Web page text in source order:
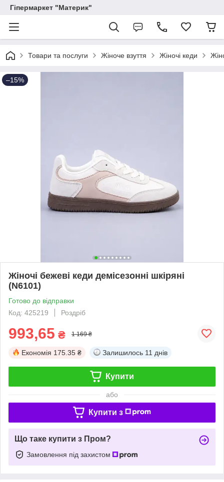
Гіпермаркет "Материк"
Товари та послуги Жіноче взуття Жіночі кеди
–15%
Жіночі бежеві кеди демісезонні шкіряні
(N6101)
Готово до відправки
Код: 425219
Роздріб
993,65 ₴ 1 169 ₴
Економія 175.35 ₴ Залишилось 11 днів
Купити
або
Купити з
Що таке купити з Пром?
Замовлення під захистом